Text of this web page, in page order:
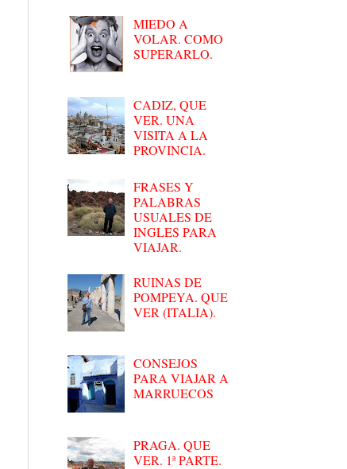
MIEDO A
VOLAR. COMO
SUPERARLO.
CADIZ, QUE
VER. UNA
VISITA A LA
PROVINCIA.
FRASES Y
PALABRAS
USUALES DE
INGLES PARA
VIAJAR.
RUINAS DE
POMPEYA. QUE
VER (ITALIA).
CONSEJOS
PARA VIAJAR A
MARRUECOS
PRAGA. QUE
VER. 1ª PARTE.